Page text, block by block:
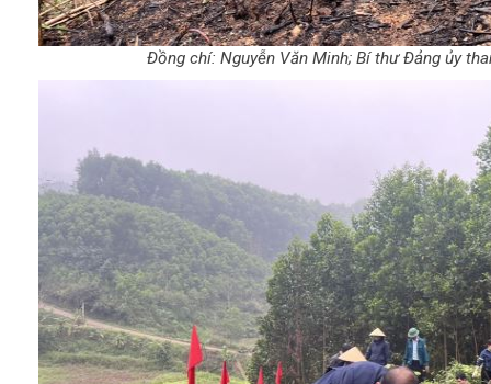
Đồng chí: Nguyễn Văn Minh; Bí thư Đảng ủy